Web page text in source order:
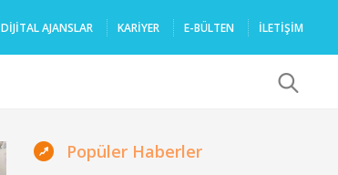
DIJITAL AJANSLAR KARIYER E-BÜLTEN İLETİŞİM
Popüler Haberler